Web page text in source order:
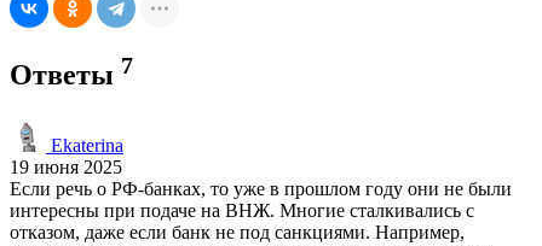
Ответы 7
Ekaterina
19 июня 2025
Если речь о РФ-банках, то уже в прошлом году они не были
интересны при подаче на ВНЖ. Многие сталкивались с
отказом, даже если банк не под санкциями. Например,